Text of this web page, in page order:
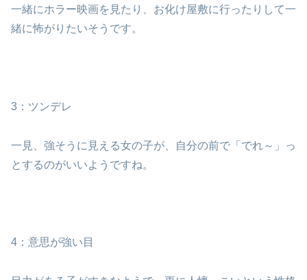
一緒にホラー映画を見たり、お化け屋敷に行ったりして一
緒に怖がりたいそうです。
3：ツンデレ
一見、強そうに見える女の子が、自分の前で「でれ～」っ
とするのがいいようですね。
4：意思が強い目